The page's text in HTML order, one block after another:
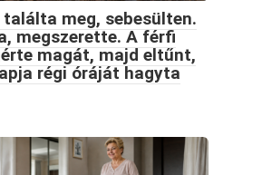
találta meg, sebesülten.
megszerette. A férfi
magát, majd eltűnt,
régi óráját hagyta